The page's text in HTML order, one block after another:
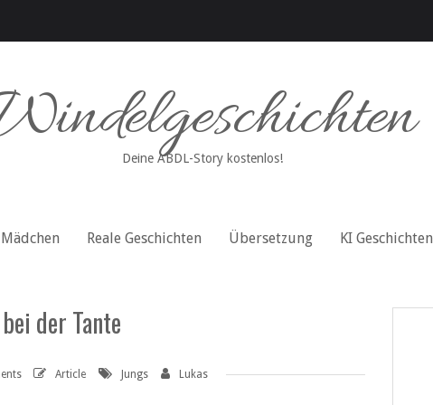
Deine ABDL-Story kostenlos!
Mädchen Reale Geschichten Übersetzung KI Geschichten
der Tante
Article Jungs Lukas